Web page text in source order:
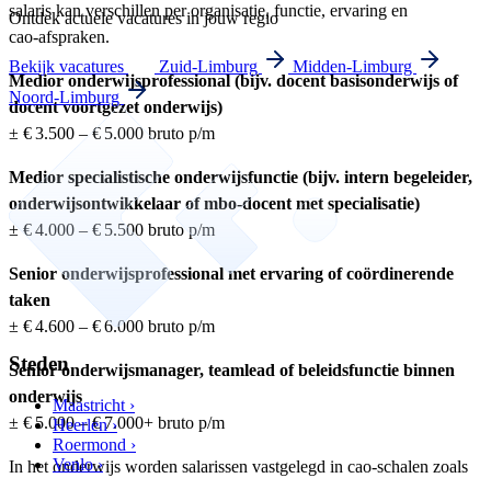
salaris kan verschillen per organisatie, functie, ervaring en
cao‑afspraken.
Medior onderwijsprofessional (bijv. docent basisonderwijs of
docent voortgezet onderwijs)
± € 3.500 – € 5.000 bruto p/m
Medior specialistische onderwijsfunctie (bijv. intern begeleider,
onderwijsontwikkelaar of mbo‑docent met specialisatie)
± € 4.000 – € 5.500 bruto p/m
Senior onderwijsprofessional met ervaring of coördinerende
taken
± € 4.600 – € 6.000 bruto p/m
Senior onderwijsmanager, teamlead of beleidsfunctie binnen
onderwijs
± € 5.000 – € 7.000+ bruto p/m
In het onderwijs worden salarissen vastgelegd in cao‑schalen zoals
Ontdek actuele vacatures in jouw regio
Bekijk vacatures Zuid-Limburg
Midden-Limburg
Noord-Limburg
Steden
Maastricht ›
Heerlen ›
Roermond ›
Venlo ›